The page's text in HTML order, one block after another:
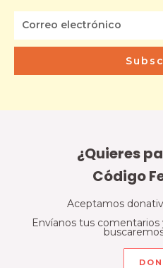
¿Quieres
Código
Aceptamos
Envíanos tus